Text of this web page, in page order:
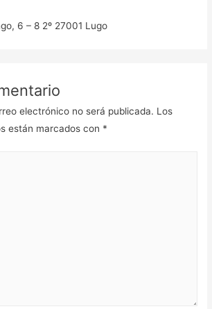
6 – 8 2º 27001 Lugo
electrónico no será publicada. Los
están marcados con *